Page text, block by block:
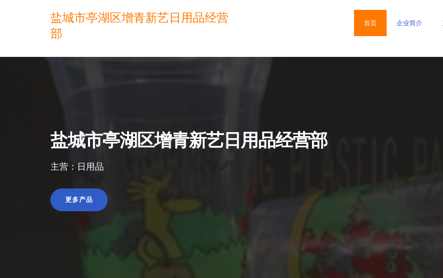
盐城市亭湖区增青新艺日用品经营
部
首页 企业简介
盐城市亭湖区增青新艺日用品经营部
主营：日用品
更多产品